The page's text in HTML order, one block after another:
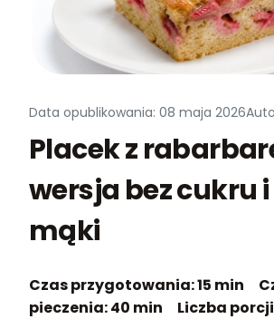
Data opublikowania: 08 maja 2026
Placek z
wersja bez cukru i
mąki
Czas przygotowania:15 min
pieczenia:40 min Liczba